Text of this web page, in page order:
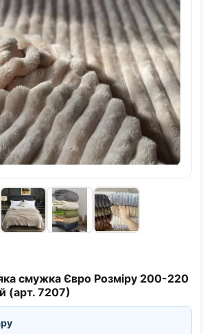
смужка Євро Розміру 200-220
(арт. 7207)